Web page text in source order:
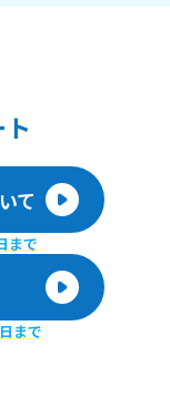
て
まで
まで